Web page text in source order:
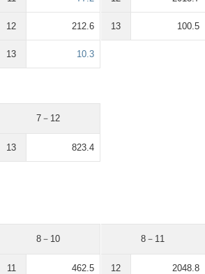
12 212.6
13 10.3
13 100.5
7－12
13 823.4
8－10
11 462.5
8－11
12 2048.8